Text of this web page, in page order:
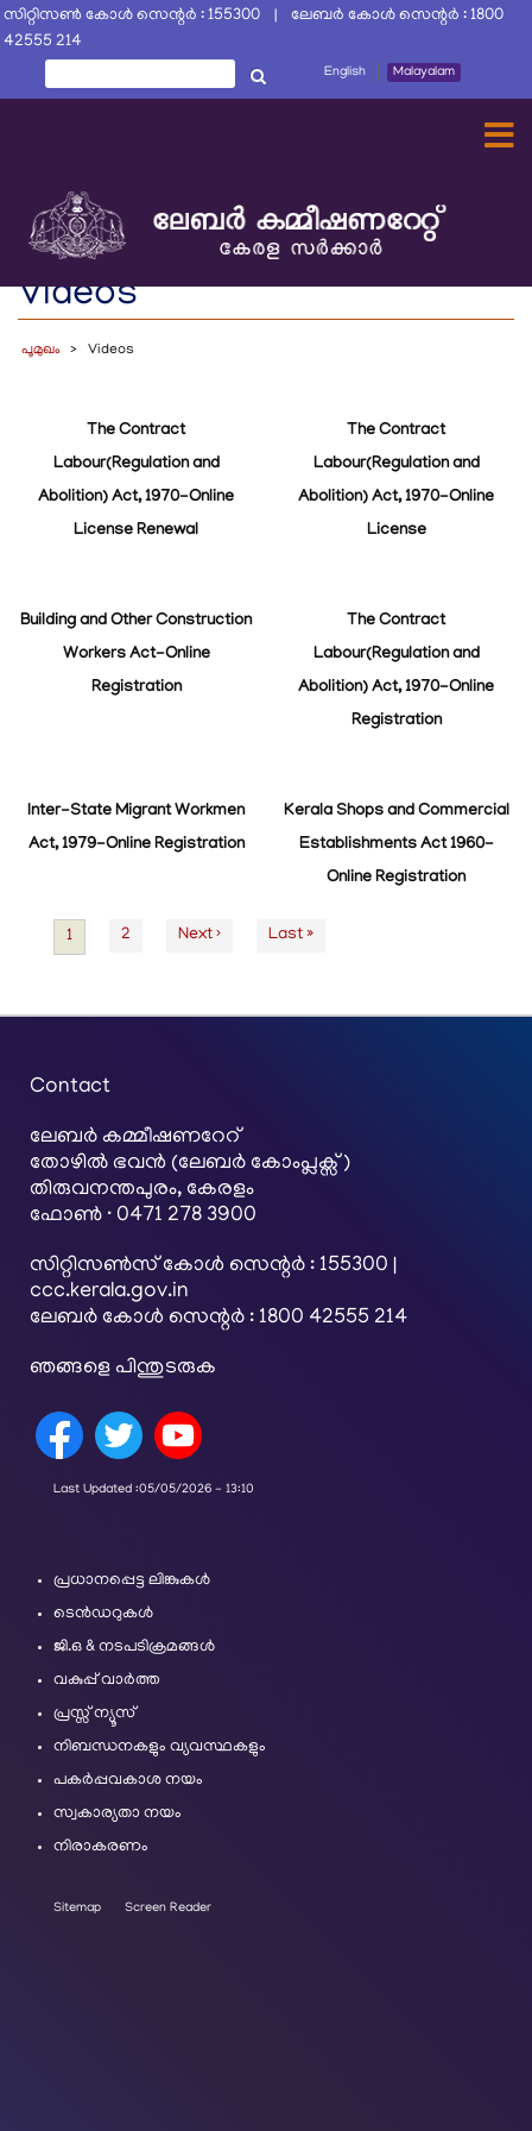
Skip
to
content
സിറ്റിസൺ കോൾ സെന്റർ : 155300 | ലേബർ കോൾ സെന്റർ : 1800
42555 214
തിരയൂ English Malayalam
Videos
പൂമുഖം Videos
The Contract
Labour(Regulation and
Abolition) Act, 1970-Online
License Renewal
The Contract
Labour(Regulation and
Abolition) Act, 1970-Online
License
Building and Other Construction
Workers Act-Online
Registration
The Contract
Labour(Regulation and
Abolition) Act, 1970-Online
Registration
Inter-State Migrant Workmen
Act, 1979-Online Registration
Kerala Shops and Commercial
Establishments Act 1960-
Online Registration
PaginationCurrent
1 Page
2
Next
Next ›
Last
Last »
Contact
ലേബര്‍ കമ്മീഷണറേറ്
തോഴിൽ ഭവൻ (ലേബർ കോംപ്ലക്സ്)
തിരുവനന്തപുരം, കേരളം
ഫോൺ · 0471 278 3900
സിറ്റിസൺസ് കോൾ സെന്റർ : 155300 |
ccc.kerala.gov.in
ലേബർ കോൾ സെന്റർ : 1800 42555 214
ഞങ്ങളെ പിന്തുടരുക
Last Updated :05/05/2026 - 13:10
പ്രധാനപ്പെട്ട ലിങ്കുകൾ
ടെൻഡറുകൾ
ജി.ഒ & നടപടിക്രമങ്ങൾ
വകുപ്പ് വാർത്ത
പ്രസ്സ് ന്യൂസ്
നിബന്ധനകളും വ്യവസ്ഥകളും
പകർപ്പവകാശ നയം
സ്വകാര്യതാ നയം
നിരാകരണം
Sitemap Screen Reader